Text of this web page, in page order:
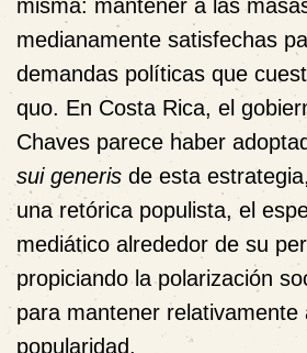
misma: mantener a las
medianamente satisfechas
demandas políticas que
quo. En Costa Rica, el
Chaves parece haber
sui generis de esta
una retórica populista, el
mediático alrededor de su
propiciando la polarización
para mantener relativamente
popularidad.